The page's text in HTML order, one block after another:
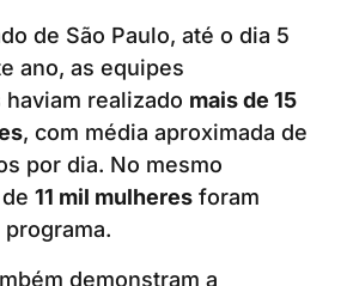
de São Paulo, até o dia 5
ano, as equipes
realizado mais de 15
, com média aproximada de
por dia. No mesmo
11 mil mulheres foram
demonstram a